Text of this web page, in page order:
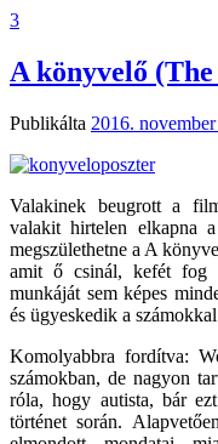
3
A könyvelő
Publikálta 2016.
Valakinek beugrott a
valakit hirtelen elkapna
megszülethetne a A
amit ő csinál, kefét fog
munkáját sem képes
és ügyeskedik a
Komolyabbra fordítva:
számokban, de nagyon
róla, hogy autista, bár
történet során.